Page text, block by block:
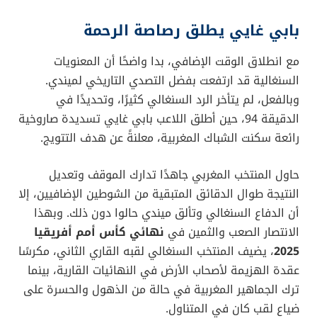
إثارة الدقائق الأخيرة وضياع الحلم
المغربي
بلغت الإثارة ذروتها مع اقتراب المباراة من نهايتها، حيث
حصل “أسود الأطلس” على فرصة ذهبية لحسم اللقب في
الوقت الأصلي. فقد احتسب حكم اللقاء ركلة جزاء للمغرب
وسط اعتراضات واسعة وتوتر شديد ساد أرضية الملعب.
انبرى لتنفيذ الركلة نجم البطولة وهدافها، إبراهيم دياز،
الذي اختار تسديد الكرة على طريقة “بانينكا” الشهيرة.
ومع ذلك، كان حارس عرين السنغال، إدوارد ميندي، في
الموعد؛ حيث تمكن ببراعة وثبات من قراءة أفكار دياز
والتصدي للكرة، ليبقى التعادل السلبي سيد الموقف ويجبر
الفريقين على الذهاب إلى الأشواط الإضافية.